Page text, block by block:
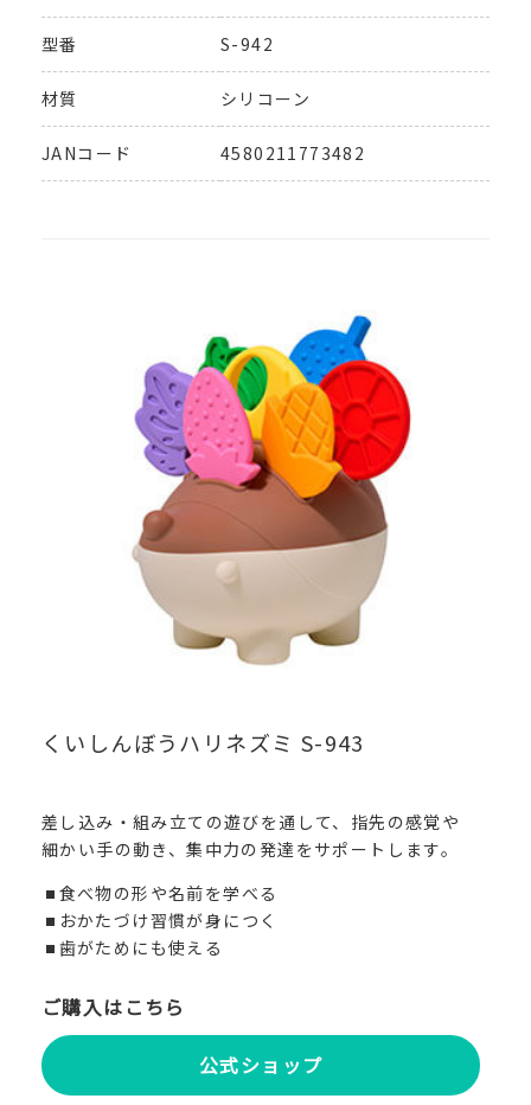
型番 S-942
材質 シリコーン
JANコード 4580211773482
くいしんぼうハリネズミ S-943
差し込み・組み立ての遊びを通して、指先の感覚や
細かい手の動き、集中力の発達をサポートします。
食べ物の形や名前を学べる
おかたづけ習慣が身につく
歯がためにも使える
ご購入はこちら
公式ショップ